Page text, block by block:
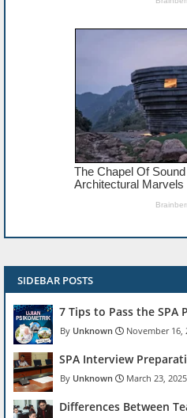
SIDEBAR POSTS
7 Tips to Pass the SPA
Unknown November 16,
SPA Interview
Unknown March 23, 2025
Differences Between